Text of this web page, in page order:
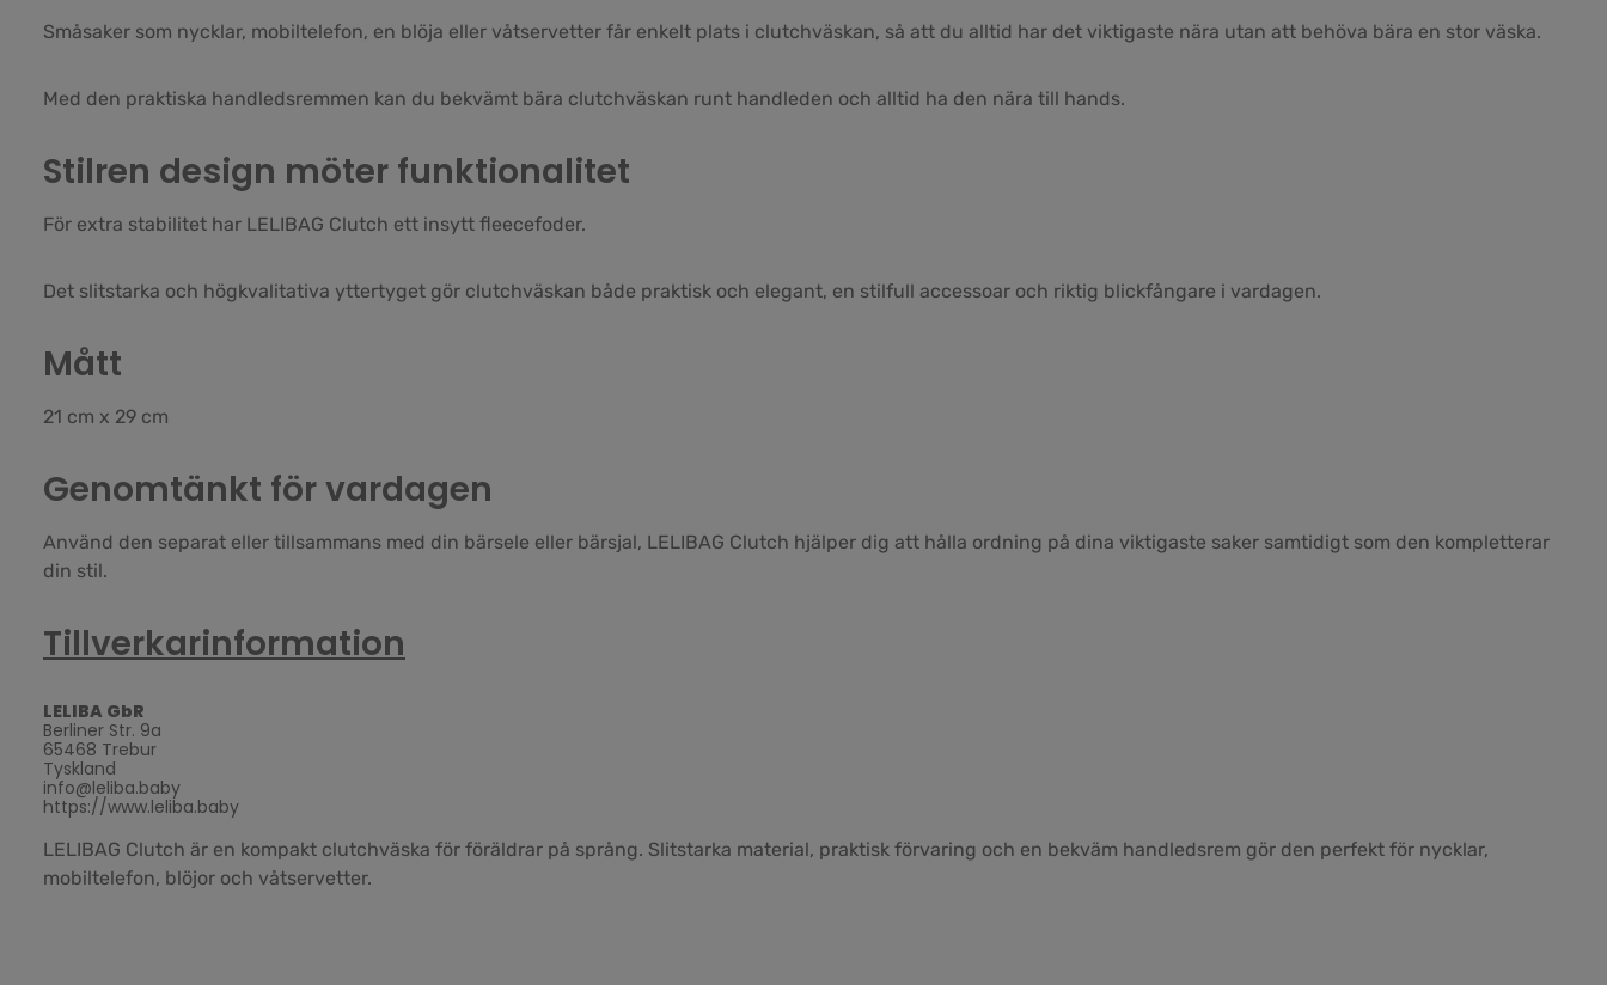
Småsaker som nycklar, mobiltelefon, en blöja eller våtservetter får enkelt plats i clutchväskan, så att du alltid har det viktigaste nära utan att behöva bära en stor väska.
Med den praktiska handledsremmen kan du bekvämt bära clutchväskan runt handleden och alltid ha den nära till hands.
Stilren design möter funktionalitet
För extra stabilitet har LELIBAG Clutch ett insytt fleecefoder.
Det slitstarka och högkvalitativa yttertyget gör clutchväskan både praktisk och elegant, en stilfull accessoar och riktig blickfångare i vardagen.
Mått
21 cm x 29 cm
Genomtänkt för vardagen
Använd den separat eller tillsammans med din bärsele eller bärsjal, LELIBAG Clutch hjälper dig att hålla ordning på dina viktigaste saker samtidigt som den kompletterar
din stil.
Tillverkarinformation
LELIBA GbR
Berliner Str. 9a
65468 Trebur
Tyskland
info@leliba.baby
https://www.leliba.baby
LELIBAG Clutch är en kompakt clutchväska för föräldrar på språng. Slitstarka material, praktisk förvaring och en bekväm handledsrem gör den perfekt för nycklar,
mobiltelefon, blöjor och våtservetter.